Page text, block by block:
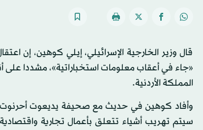
قال وزير الخارجية الإسرائيلي، إيلي كوهين، إن
«جاء في أعقاب معلومات استخباراتية»، مشددا على
المملكة الأردنية.
وأفاد كوهين في حديث مع صحيفة يديعوت أحرنوت:
سيتم تهريب أشياء تتعلق بأعمال تجارية